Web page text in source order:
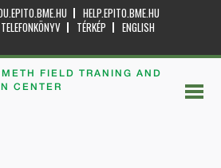
HELP.EPITO.BME.HU
TELEFONKÖNYV TÉRKÉP
ENGLISH
FIELD TRANING AND
CENTER